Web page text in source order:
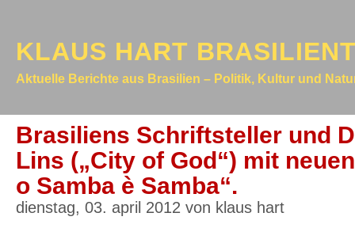
KLAUS HART
Aktuelle Berichte aus Brasilien – Politik, Kultur und
Brasiliens Schriftsteller und
Lins („City of God“) mit
o Samba è Samba“.
dienstag, 03. april 2012 von klaus hart